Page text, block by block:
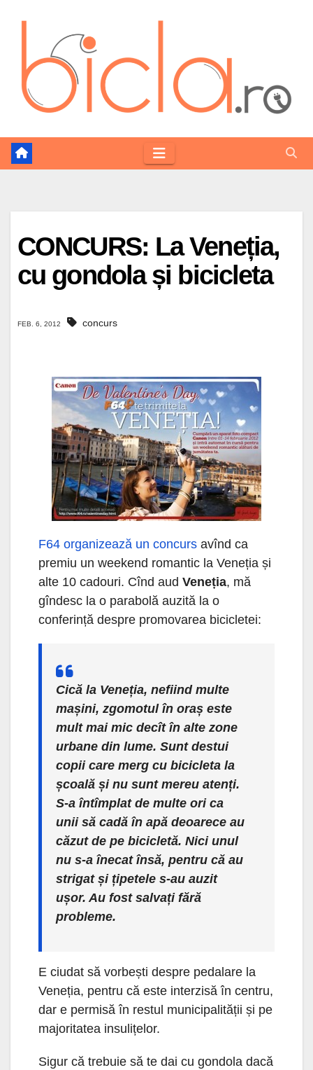
CONCURS: La Veneția,
cu gondola și bicicleta
FEB. 6, 2012 concurs
F64 organizează un concurs avînd ca
premiu un weekend romantic la Veneția și
alte 10 cadouri. Cînd aud Veneția, mă
gîndesc la o parabolă auzită la o
conferință despre promovarea bicicletei:
Cică la Veneția, nefiind multe
mașini, zgomotul în oraș este
mult mai mic decît în alte zone
urbane din lume. Sunt destui
copii care merg cu bicicleta la
școală și nu sunt mereu atenți.
S-a întîmplat de multe ori ca
unii să cadă în apă deoarece au
căzut de pe bicicletă. Nici unul
nu s-a înecat însă, pentru că au
strigat și țipetele s-au auzit
ușor. Au fost salvați fără
probleme.
E ciudat să vorbești despre pedalare la
Veneția, pentru că este interzisă în centru,
dar e permisă în restul municipalității și pe
majoritatea insulițelor.
Sigur că trebuie să te dai cu gondola dacă